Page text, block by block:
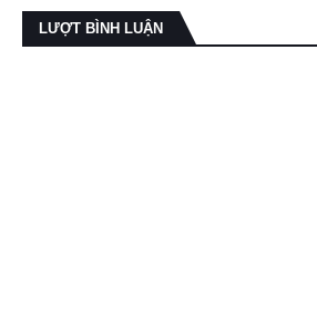
LƯỢT BÌNH LUẬN